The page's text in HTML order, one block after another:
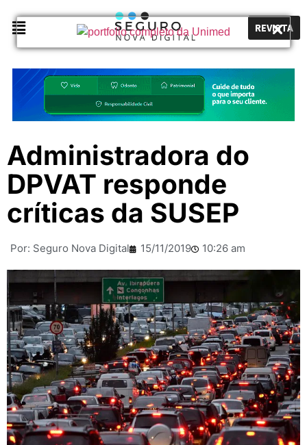
REVISTA
Administradora do
DPVAT responde
críticas da SUSEP
Por: Seguro Nova Digital 15/11/2019 10:26 am